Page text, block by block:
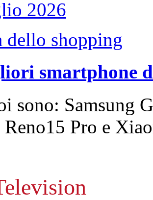
dello shopping
smartphone
sono: Samsung
Reno15 Pro e